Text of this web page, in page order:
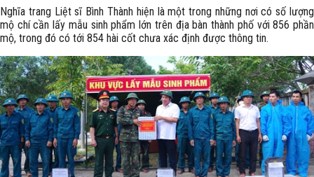
Nghĩa trang Liệt sĩ Bình Thành hiện là một trong những nơi có số lượng
mộ chí cần lấy mẫu sinh phẩm lớn trên địa bàn thành phố với 856 phần
mộ, trong đó có tới 854 hài cốt chưa xác định được thông tin.